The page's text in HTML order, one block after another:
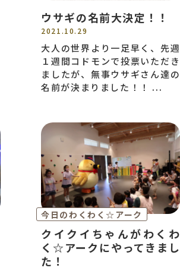
ウサギの名前大決定！！
2021.10.29
大人の世界より一足早く、先週
１週間コドモンで投票いただき
ましたが、無事ウサギさん達の
名前が決まりました！！ ...
今日のわくわく☆アーク
クイクイちゃんがわくわ
く☆アークにやってきまし
た！